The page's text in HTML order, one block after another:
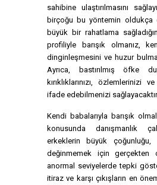
sahibine ulaştırılmasını
birçoğu bu yöntemin oldukça
büyük bir rahatlama
profiliyle barışık olmanız,
dinginleşmesini ve huzur
Ayrıca, bastırılmış öfke
kırıklıklarınızı, özlemlerinizi
ifade edebilmenizi
Kendi babalarıyla barışık
konusunda danışmanlık
erkeklerin büyük
değinmemek için
anormal seviyelerde tepki
itiraz ve karşı çıkışların en